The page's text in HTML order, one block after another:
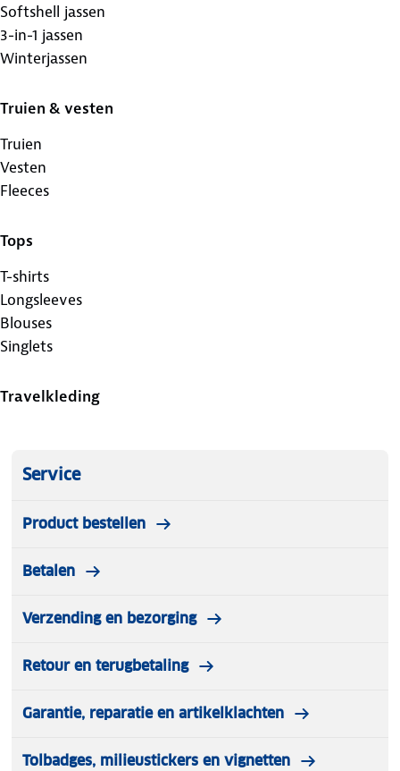
Softshell jassen
3-in-1 jassen
Winterjassen
Truien & vesten
Truien
Vesten
Fleeces
Tops
T-shirts
Longsleeves
Blouses
Singlets
Travelkleding
Service
Product bestellen
Betalen
Verzending en bezorging
Retour en terugbetaling
Garantie, reparatie en artikelklachten
Tolbadges, milieustickers en vignetten